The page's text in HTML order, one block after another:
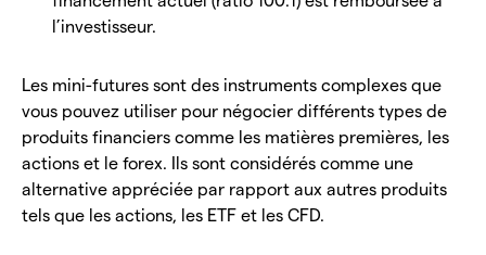
l’investisseur.
Les mini-futures sont des instruments complexes que
vous pouvez utiliser pour négocier différents types de
produits financiers comme les matières premières, les
actions et le forex. Ils sont considérés comme une
alternative appréciée par rapport aux autres produits
tels que les actions, les ETF et les CFD.